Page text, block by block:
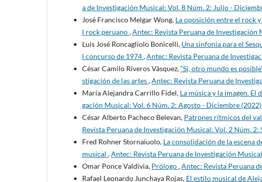
a de Investigación Musical: Vol. 8 Núm. 2: Julio -
José Francisco Melgar Wong, La oposición entre el rock
l rock peruano,Antec: Revista Peruana de
Luis José Roncagliolo Bonicelli, Una sinfonía para el
l concurso de 1974,Antec: Revista Peruana de
César Camilo Riveros Vásquez,“Sí, otro mundo es
stigación de las artes,Antec: Revista Peruana de
María Alejandra Carrillo Fídel, La música y la imagen. El
gación Musical: Vol. 6 Núm. 2: Agosto - Diciembre (2022)
César Alberto Pacheco Belevan, Patrones rítmicos del
Revista Peruana de Investigación Musical: Vol. 2 Núm.
Fred Rohner Stornaiuolo, La consolidación de la escena
musical ,Antec: Revista Peruana de Investigación
Omar Ponce Valdivia, Prólogo,Antec: Revista Peruana
Rafael Leonardo Junchaya Rojas, El estilo musical de